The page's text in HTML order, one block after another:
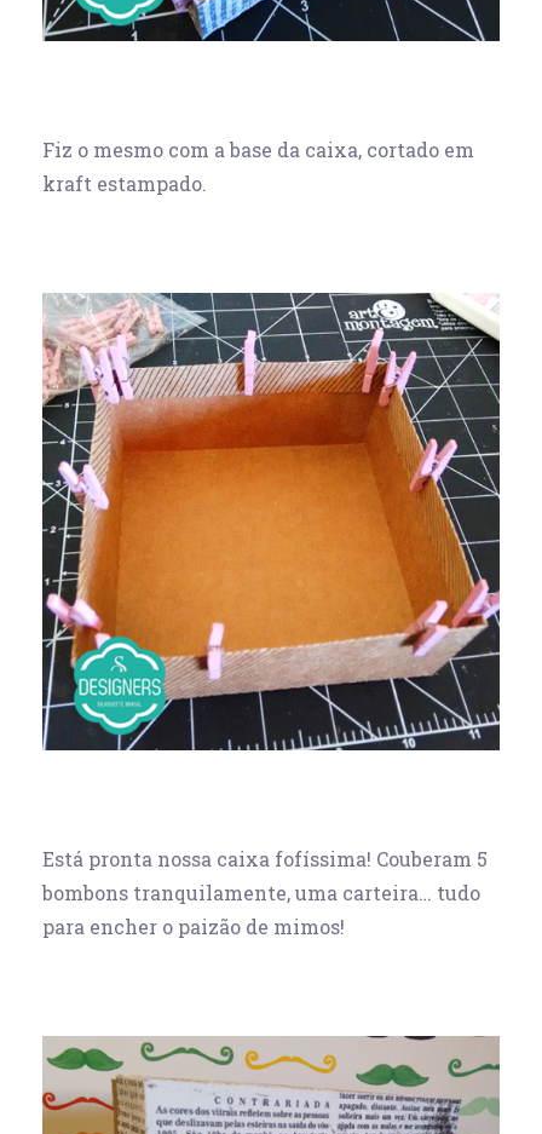
Fiz o mesmo com a base da caixa, cortado em
kraft estampado.
Está pronta nossa caixa fofíssima! Couberam 5
bombons tranquilamente, uma carteira… tudo
para encher o paizão de mimos!